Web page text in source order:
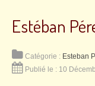
Estéban
Catégorie : Esteban
Publié le : 10